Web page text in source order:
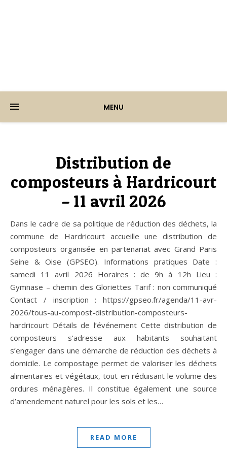
MENU
Distribution de
composteurs à Hardricourt
– 11 avril 2026
Dans le cadre de sa politique de réduction des déchets, la
commune de Hardricourt accueille une distribution de
composteurs organisée en partenariat avec Grand Paris
Seine & Oise (GPSEO). Informations pratiques Date :
samedi 11 avril 2026 Horaires : de 9h à 12h Lieu :
Gymnase – chemin des Gloriettes Tarif : non communiqué
Contact / inscription : https://gpseo.fr/agenda/11-avr-
2026/tous-au-compost-distribution-composteurs-
hardricourt Détails de l’événement Cette distribution de
composteurs s’adresse aux habitants souhaitant
s’engager dans une démarche de réduction des déchets à
domicile. Le compostage permet de valoriser les déchets
alimentaires et végétaux, tout en réduisant le volume des
ordures ménagères. Il constitue également une source
d’amendement naturel pour les sols et les…
READ MORE